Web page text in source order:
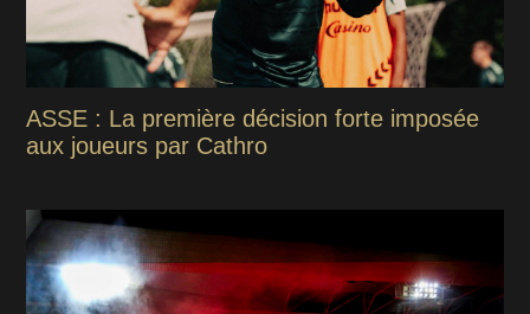
ASSE : La première décision forte imposée
aux joueurs par Cathro